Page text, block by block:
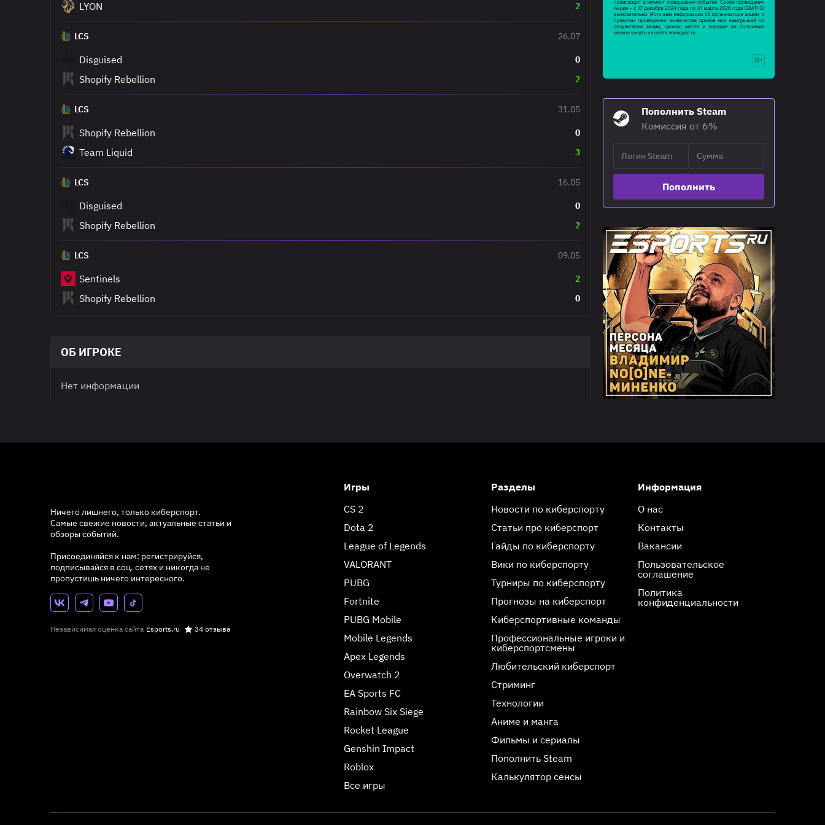
LYON 2
LCS 26.07
Disguised 0
Shopify Rebellion 2
LCS 31.05
Shopify Rebellion 0
Team Liquid 3
LCS 16.05
Disguised 0
Shopify Rebellion 2
LCS 09.05
Sentinels 2
Shopify Rebellion 0
ОБ ИГРОКЕ
Нет информации
Пополнить Steam
Комиссия от 6%
Пополнить
Ничего лишнего, только киберспорт.
Самые свежие новости, актуальные статьи и
обзоры событий.
Присоединяйся к нам: регистрируйся,
подписывайся в соц. сетях и никогда не
пропустишь ничего интересного.
Независимая оценка сайта Esports.ru 34 отзыва
Игры
CS 2
Dota 2
League of Legends
VALORANT
PUBG
Fortnite
PUBG Mobile
Mobile Legends
Apex Legends
Overwatch 2
EA Sports FC
Rainbow Six Siege
Rocket League
Genshin Impact
Roblox
Все игры
Разделы
Новости по киберспорту
Статьи про киберспорт
Гайды по киберспорту
Вики по киберспорту
Турниры по киберспорту
Прогнозы на киберспорт
Киберспортивные команды
Профессиональные игроки и
киберспортсмены
Любительский киберспорт
Стриминг
Технологии
Аниме и манга
Фильмы и сериалы
Пополнить Steam
Калькулятор сенсы
Информация
О нас
Контакты
Вакансии
Пользовательское
соглашение
Политика
конфиденциальности